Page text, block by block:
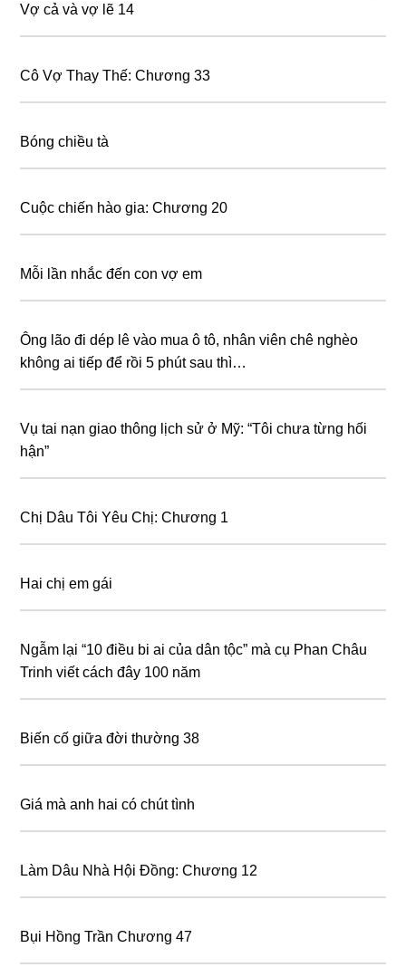
Vợ cả và vợ lẽ 14
Cô Vợ Thay Thế: Chương 33
Bóng chiều tà
Cuộc chiến hào gia: Chương 20
Mỗi lần nhắc đến con vợ em
Ông lão đi dép lê vào mua ô tô, nhân viên chê nghèo
không ai tiếp để rồi 5 phút sau thì…
Vụ tai nạn giao thông lịch sử ở Mỹ: “Tôi chưa từng hối
hận”
Chị Dâu Tôi Yêu Chị: Chương 1
Hai chị em gái
Ngẫm lại “10 điều bi ai của dân tộc” mà cụ Phan Châu
Trinh viết cách đây 100 năm
Biến cố giữa đời thường 38
Giá mà anh hai có chút tình
Làm Dâu Nhà Hội Đồng: Chương 12
Bụi Hồng Trần Chương 47